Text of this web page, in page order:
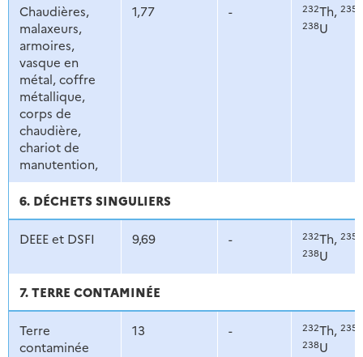
Chaudières,
malaxeurs,
armoires,
vasque en
métal, coffre
métallique,
corps de
chaudière,
chariot de
manutention,
1,77 - 232Th, 235
238U
6. DÉCHETS SINGULIERS
DEEE et DSFI 9,69 - 232Th, 235
238U
7. TERRE CONTAMINÉE
Terre
contaminée
13 - 232Th, 235
238U